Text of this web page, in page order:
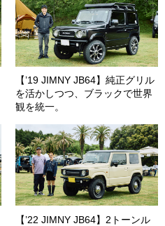
【’19 JIMNY JB64】純正グリル
を活かしつつ、ブラックで世界
観を統一。
【’22 JIMNY JB64】2トーンル